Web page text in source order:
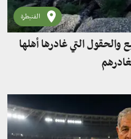
القنيطرة
والحقول التي غادرها أهلها